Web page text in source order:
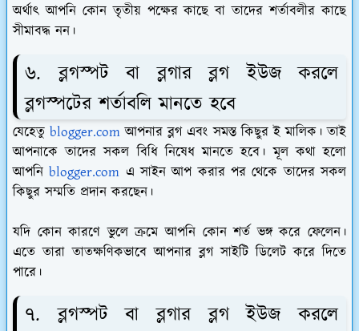
অর্থাৎ আপনি কোন তৃতীয় পক্ষের কাছে বা তাদের শর্তাবলীর কাছে
সীমাবদ্ধ নন।
৬. ব্লগস্পট বা ব্লগার ব্লগ ইউজ করলে
ব্লগস্পটের শর্তাবলি মানতে হবে
যেহেতুblogger.com আপনার ব্লগ এবং সমস্ত কিছুর ই মালিক। তাই
আপনাকে তাদের সকল বিধি নিষেধ মানতে হবে। মূল কথা হলো
আপনিblogger.com এ সাইন আপ করার পর থেকে তাদের সকল
কিছুর সম্মতি প্রদান করছেন।
যদি কোন কারণে ভুলে ক্রমে আপনি কোন শর্ত ভঙ্গ করে ফেলেন।
এতে তারা তাতক্ষণিকভাবে আপনার ব্লগ সাইটি ডিলেট করে দিতে
পারে।
৭. ব্লগস্পট বা ব্লগার ব্লগ ইউজ করলে